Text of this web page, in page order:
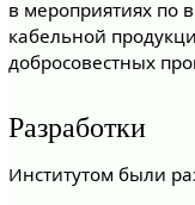
в мероприятиях по
кабельной
добросовестных
Разработки
Институтом были